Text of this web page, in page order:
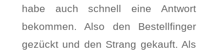
habe auch schnell eine Antwort
bekommen. Also den Bestellfinger
gezückt und den Strang gekauft. Als